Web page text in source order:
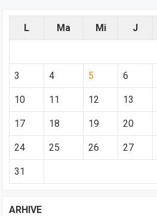
L Ma Mi J
3 4 5 6
10 11 12 13
17 18 19 20
24 25 26 27
31
ARHIVE